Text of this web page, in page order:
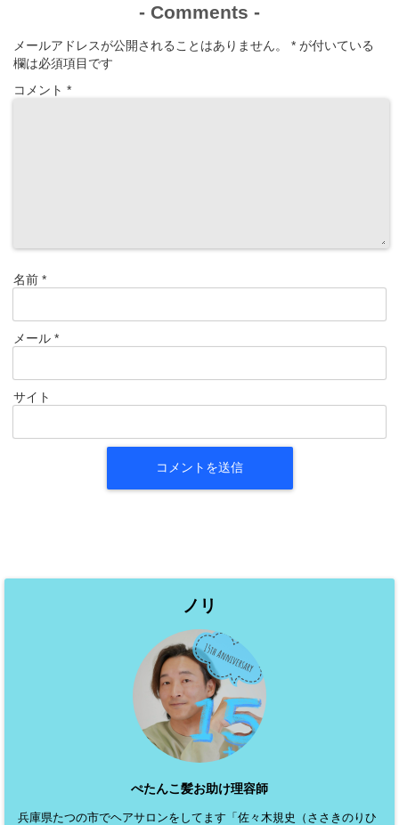
- Comments -
メールアドレスが公開されることはありません。 * が付いている
欄は必須項目です
コメント *
名前 *
メール *
サイト
ノリ
ぺたんこ髪お助け理容師
兵庫県たつの市でヘアサロンをしてます「佐々木規史（ささきのりひ